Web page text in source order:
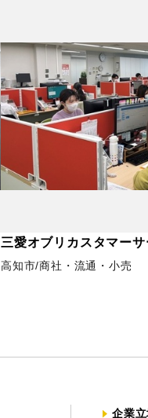
三愛オブリカスタマー
高知市 商社・流通・小売
企業